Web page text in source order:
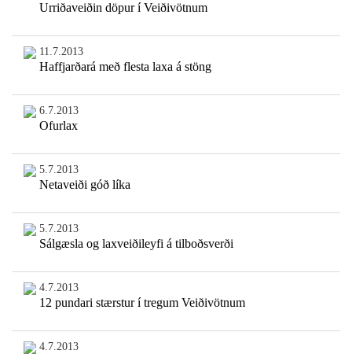
Urriðaveiðin döpur í Veiðivötnum
11.7.2013
Haffjarðará með flesta laxa á stöng
6.7.2013
Ofurlax
5.7.2013
Netaveiði góð líka
5.7.2013
Sálgæsla og laxveiðileyfi á tilboðsverði
4.7.2013
12 pundari stærstur í tregum Veiðivötnum
4.7.2013